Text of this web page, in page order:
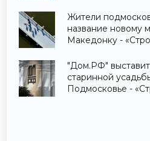
Жители
название новому
Македонку -
"Дом.РФ"
старинной
Подмосковье -